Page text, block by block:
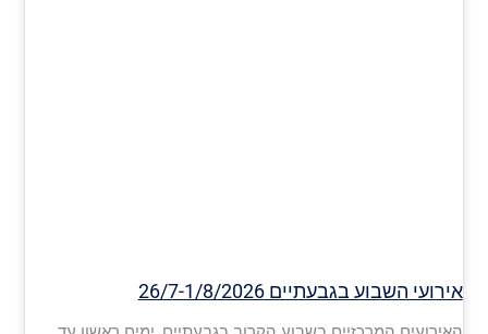
אירועי השבוע בגבעתיים 26/7-1/8/2026